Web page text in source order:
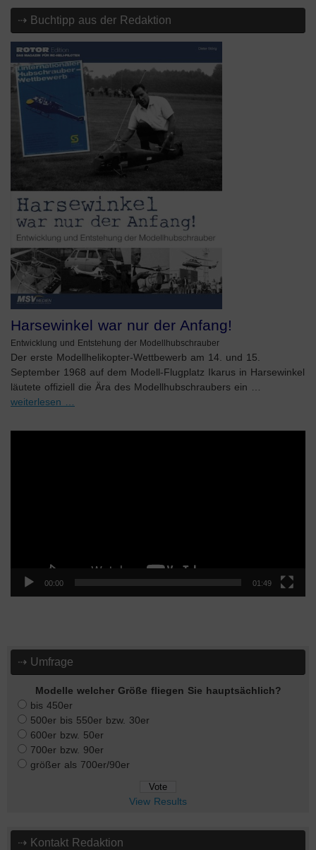
⇢ Buchtipp aus der Redaktion
Harsewinkel war nur der Anfang!
Entwicklung und Entstehung der Modellhubschrauber
Der erste Modellhelikopter-Wettbewerb am 14. und 15.
September 1968 auf dem Modell-Flugplatz Ikarus in Harsewinkel
läutete offiziell die Ära des Modellhubschraubers ein …
weiterlesen …
00:00 01:49
⇢ Umfrage
Modelle welcher Größe fliegen Sie hauptsächlich?
bis 450er
500er bis 550er bzw. 30er
600er bzw. 50er
700er bzw. 90er
größer als 700er/90er
View Results
⇢ Kontakt Redaktion